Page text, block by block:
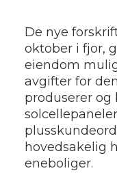
De nye
oktober i fjor,
eiendom
avgifter for
produserer og
hovedsakelig
eneboliger.